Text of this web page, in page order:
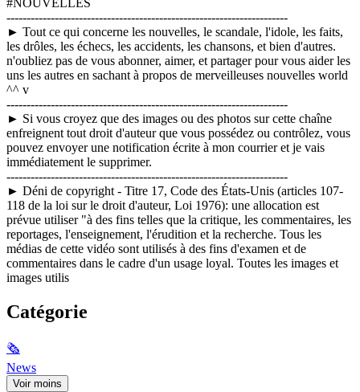
----------------------------------------------------------------------
► Tout ce qui concerne les nouvelles, le scandale, l'idole, les faits,
les drôles, les échecs, les accidents, les chansons, et bien d'autres.
n'oubliez pas de vous abonner, aimer, et partager pour vous aider les
uns les autres en sachant à propos de merveilleuses nouvelles world
^^ v
----------------------------------------------------------------------
► Si vous croyez que des images ou des photos sur cette chaîne
enfreignent tout droit d'auteur que vous possédez ou contrôlez, vous
pouvez envoyer une notification écrite à mon courrier et je vais
immédiatement le supprimer.
----------------------------------------------------------------------
► Déni de copyright - Titre 17, Code des États-Unis (articles 107-
118 de la loi sur le droit d'auteur, Loi 1976): une allocation est
prévue utiliser "à des fins telles que la critique, les commentaires, les
reportages, l'enseignement, l'érudition et la recherche. Tous les
médias de cette vidéo sont utilisés à des fins d'examen et de
commentaires dans le cadre d'un usage loyal. Toutes les images et
images utilis
Catégorie
🗞
News
Voir moins